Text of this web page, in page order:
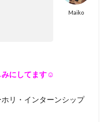
Maiko
みにしてます☺
リ・インターンシップ